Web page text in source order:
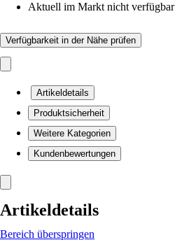
Aktuell im Markt nicht verfügbar
Verfügbarkeit in der Nähe prüfen
Artikeldetails
Produktsicherheit
Weitere Kategorien
Kundenbewertungen
Artikeldetails
Bereich überspringen